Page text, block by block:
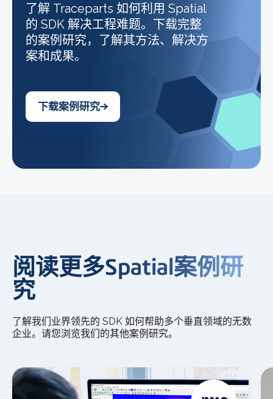
了解 Traceparts 如何利用 Spatial
的 SDK 解决工程难题。下载完整
的案例研究，了解其方法、解决方
案和成果。
下载案例研究
阅读更多Spatial案例研
究
了解我们业界领先的 SDK 如何帮助多个垂直领域的无数
企业。请您浏览我们的其他案例研究。